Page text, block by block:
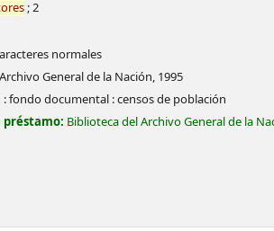
; 2
normales
Archivo General de la Nación, 1995
fondo documental : censos de población
préstamo: Biblioteca del Archivo General de la